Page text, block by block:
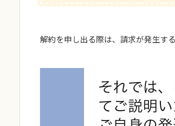
解約を申し出る際は、請求が発生す